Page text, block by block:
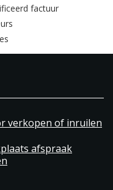
met een motor
De Suzuki DL650
balans tussen
proefrit en
heeft!
factuur
verkopen of inruilen
afspraak